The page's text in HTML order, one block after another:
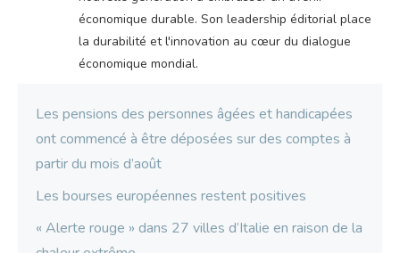
économique durable. Son leadership éditorial place
la durabilité et l'innovation au cœur du dialogue
économique mondial.
Les pensions des personnes âgées et handicapées
ont commencé à être déposées sur des comptes à
partir du mois d’août
Les bourses européennes restent positives
« Alerte rouge » dans 27 villes d’Italie en raison de la